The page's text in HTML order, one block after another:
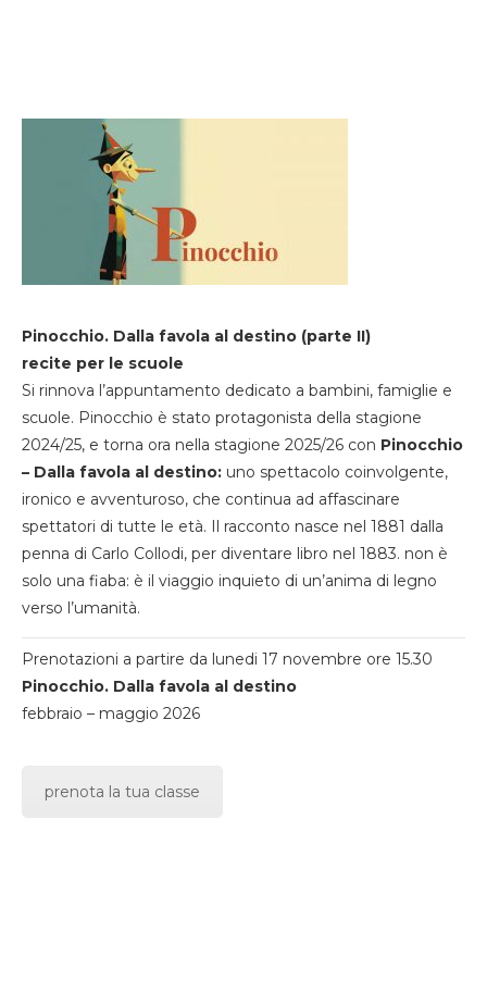
Pinocchio. Dalla favola al destino (parte II)
recite per le scuole
Si rinnova l’appuntamento dedicato a bambini, famiglie e
scuole. Pinocchio è stato protagonista della stagione
2024/25, e torna ora nella stagione 2025/26 con Pinocchio
– Dalla favola al destino: uno spettacolo coinvolgente,
ironico e avventuroso, che continua ad affascinare
spettatori di tutte le età. Il racconto nasce nel 1881 dalla
penna di Carlo Collodi, per diventare libro nel 1883. non è
solo una fiaba: è il viaggio inquieto di un’anima di legno
verso l’umanità.
Prenotazioni a partire da lunedi 17 novembre ore 15.30
Pinocchio. Dalla favola al destino
febbraio – maggio 2026
prenota la tua classe